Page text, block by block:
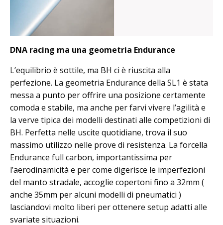
DNA racing ma una geometria Endurance
L’equilibrio è sottile, ma BH ci è riuscita alla
perfezione. La geometria Endurance della SL1 è stata
messa a punto per offrire una posizione certamente
comoda e stabile, ma anche per farvi vivere l’agilità e
la verve tipica dei modelli destinati alle competizioni di
BH. Perfetta nelle uscite quotidiane, trova il suo
massimo utilizzo nelle prove di resistenza. La forcella
Endurance full carbon, importantissima per
l’aerodinamicità e per come digerisce le imperfezioni
del manto stradale, accoglie copertoni fino a 32mm (
anche 35mm per alcuni modelli di pneumatici )
lasciandovi molto liberi per ottenere setup adatti alle
svariate situazioni.